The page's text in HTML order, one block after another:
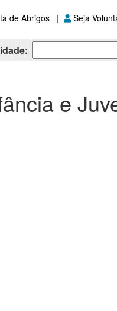
de Abrigos | Seja
e